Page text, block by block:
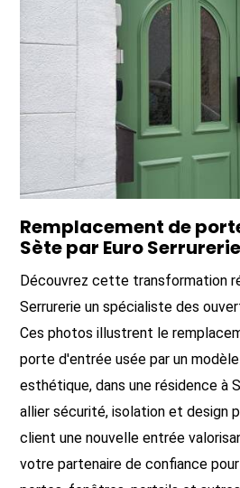
Remplacement de
Sète par Euro
Découvrez cette transformation
Serrurerie un spécialiste des
Ces photos illustrent le
porte d'entrée usée par un
esthétique, dans une résidence à
allier sécurité, isolation et design
client une nouvelle entrée
votre partenaire de confiance